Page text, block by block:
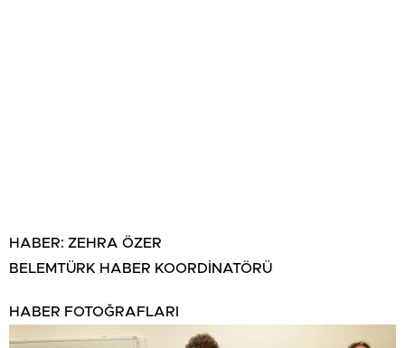
HABER: ZEHRA ÖZER
BELEMTÜRK HABER KOORDİNATÖRÜ
HABER FOTOĞRAFLARI